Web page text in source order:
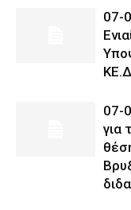
07-
07-
για